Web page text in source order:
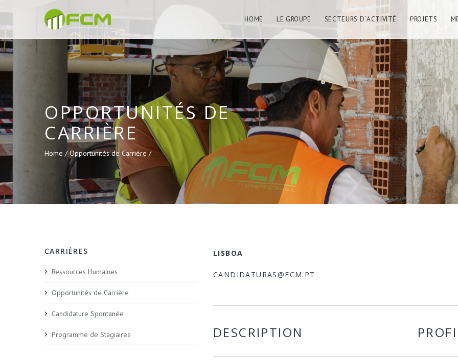
HOME LE GROUPE SECTEURS D´ACTIVITÉ PROJETS
OPPORTUNITÉS DE
CARRIÈRE
Home /Opportunités de Carrière /
CARRIÈRES
Ressources Humaines
Opportunités de Carrière
Candidature Spontanée
Programme de Stagiaires
LISBOA
CANDIDATURAS@FCM.PT
DESCRIPTION